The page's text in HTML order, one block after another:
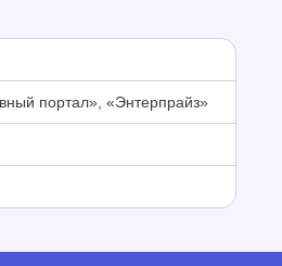
портал», «Энтерпрайз»